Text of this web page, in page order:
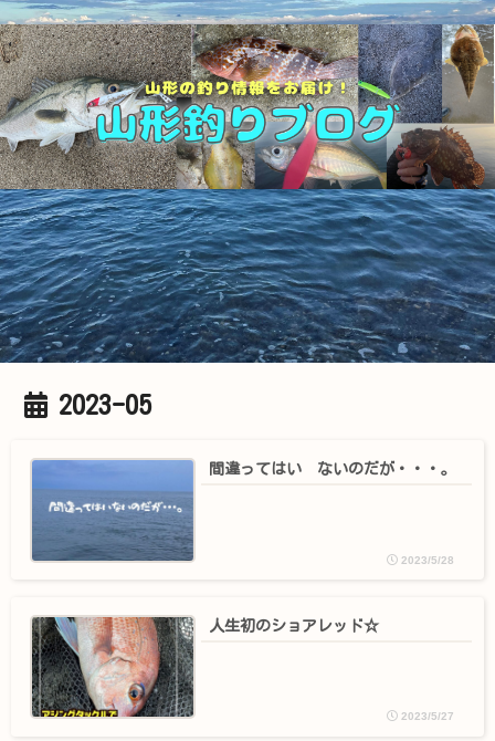
2023-05
間違ってはい ないのだが・・・。
2023/5/28
人生初のショアレッド☆
2023/5/27